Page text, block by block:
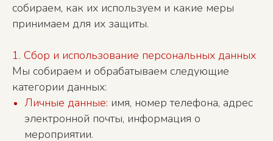
собираем, как их используем и какие меры
принимаем для их защиты.
1. Сбор и использование персональных данных
Мы собираем и обрабатываем следующие
категории данных:
Личные данные: имя, номер телефона, адрес
электронной почты, информация о
мероприятии.